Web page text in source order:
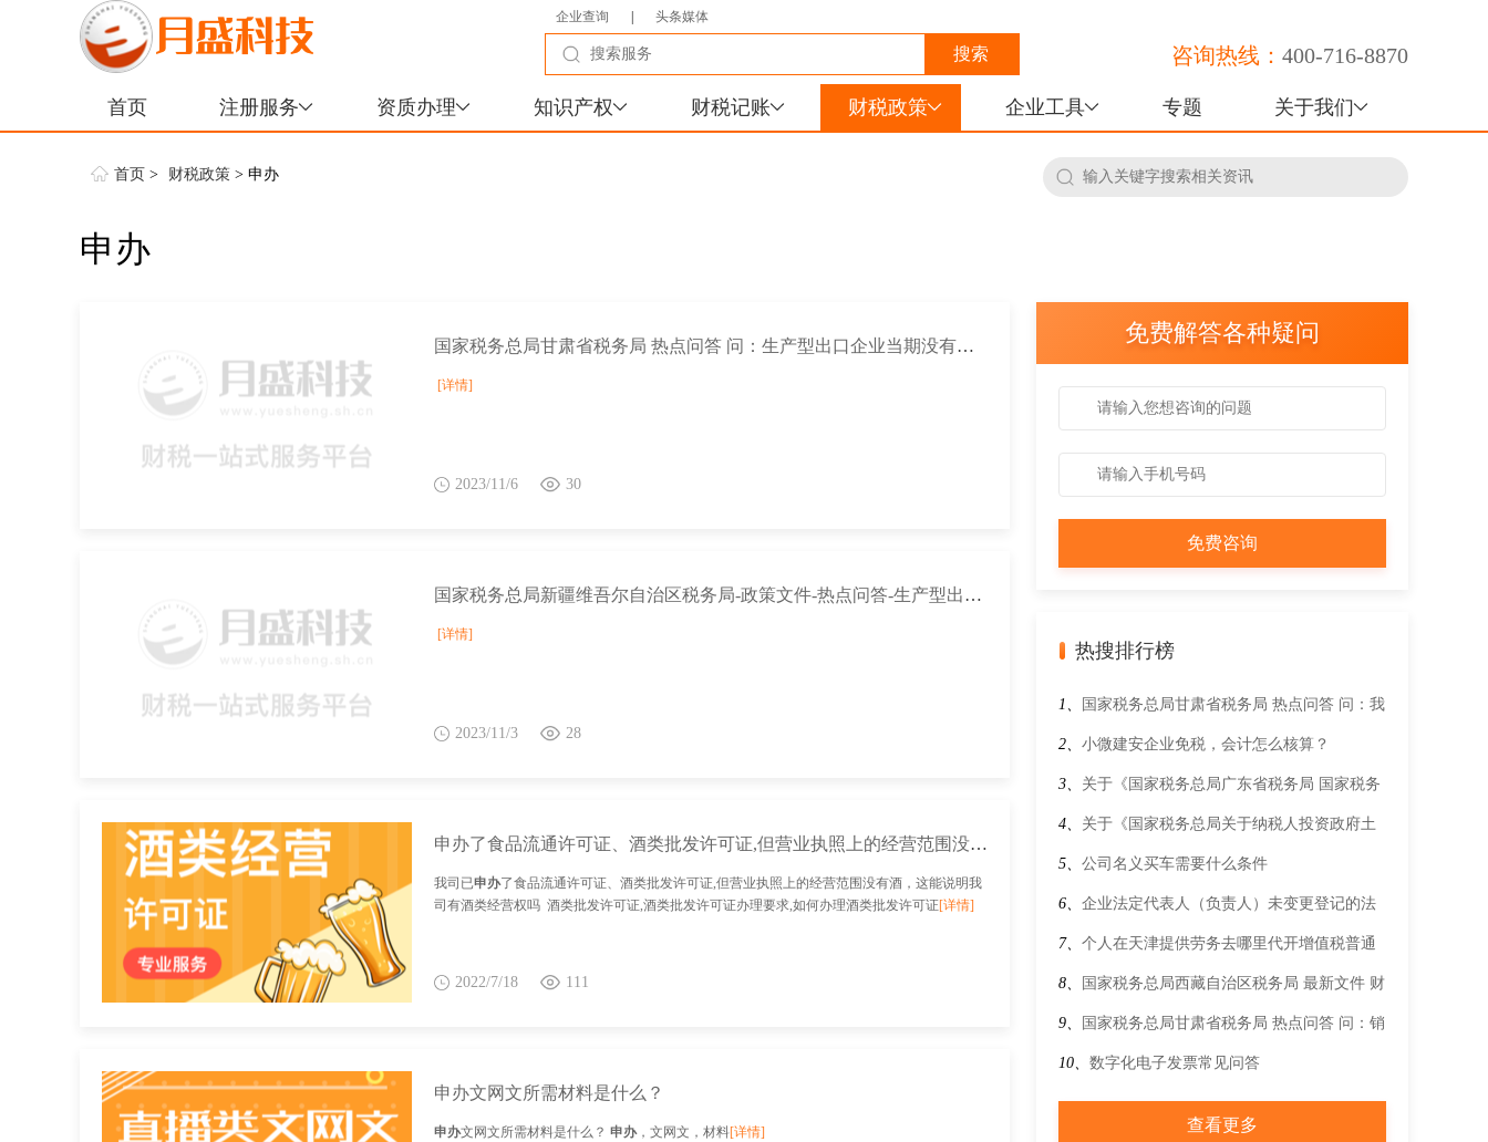
企业查询 头条媒体
咨询热线： 400-716-8870
首页 注册服务 资质办理 知识产权 财税记账 财税政策 企业工具 专题 关于我们
首页 > 财税政策 > 申办
申办
国家税务总局甘肃省税务局 热点问答 问：生产型出口企业当期没有出口退税业务，申办留抵退税是否要进行免抵退税零申报？
[详情]
2023/11/6 30
国家税务总局新疆维吾尔自治区税务局-政策文件-热点问答-生产型出口企业当期没有出口退税业务，申办留抵退税是否要进行免抵退税零申报？
[详情]
2023/11/3 28
申办了食品流通许可证、酒类批发许可证,但营业执照上的经营范围没有酒，有酒类经营权吗
我司已申办了食品流通许可证、酒类批发许可证,但营业执照上的经营范围没有酒，这能说明我
司有酒类经营权吗 酒类批发许可证,酒类批发许可证办理要求,如何办理酒类批发许可证[详情]
2022/7/18 111
申办文网文所需材料是什么？
申办文网文所需材料是什么？ 申办，文网文，材料[详情]
免费解答各种疑问
热搜排行榜
1、 国家税务总局甘肃省税务局 热点问答 问：我
是甲企业法定代表人，甲企业因管理不善纳税信
用被评为D级，为何我名下注册登记的乙企业也
被评为D级，该怎么办呢？
2、 小微建安企业免税，会计怎么核算？
3、 关于《国家税务总局广东省税务局 国家税务
总局深圳市税务局关于房产税 城镇土地使用税
困难减免税有关事项的公告》的解读
4、 关于《国家税务总局关于纳税人投资政府土
地改造项目有关营业税问题的公告》的解读
5、 公司名义买车需要什么条件
6、 企业法定代表人（负责人）未变更登记的法
律风险
7、 个人在天津提供劳务去哪里代开增值税普通
发票？需要携带什么资料？
8、 国家税务总局西藏自治区税务局 最新文件 财
政部 税务总局 民政部 体育总局关于彩票兑奖与
适用税法有关口径的公告
9、 国家税务总局甘肃省税务局 热点问答 问：销
售额未达起征点的小规模纳税人，应如何填写申
报表？
10、 数字化电子发票常见问答
查看更多